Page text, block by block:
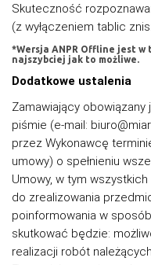
Skuteczność
(z wyłączeniem tablic
*Wersja ANPR Offline jest w
najszybciej jak to możliwe.
Dodatkowe ustalenia
Zamawiający
piśmie (e-mail:
przez Wykonawcę
umowy) o spełnieniu
Umowy, w tym
do zrealizowania
poinformowania w
skutkować będzie:
realizacji robót